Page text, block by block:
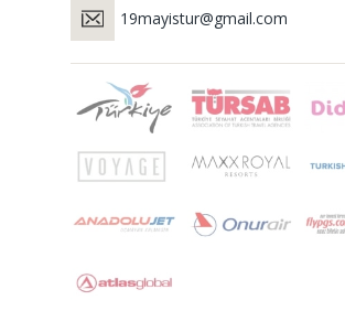
19mayistur@gmail.com